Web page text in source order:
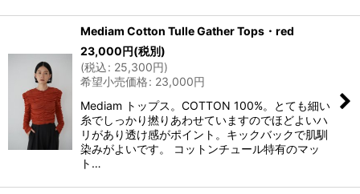
Mediam Cotton Tulle Gather Tops・red
23,000円(税別)
(税込: 25,300円)
希望小売価格: 23,000円
Mediam トップス。COTTON 100%。とても細い
糸でしっかり撚りあわせていますのでほどよいハ
リがあり透け感がポイント。キックバックで肌馴
染みがよいです。 コットンチュール特有のマッ
ト…